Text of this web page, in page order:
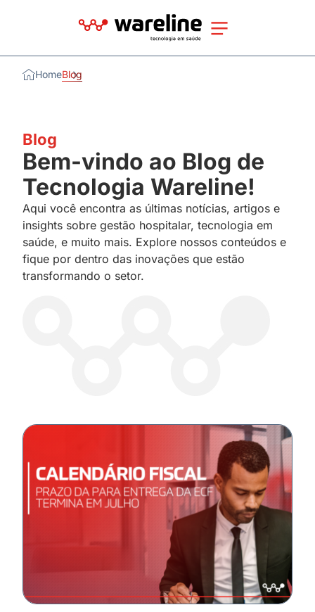
HomeBlog
Blog
Bem-vindo ao Blog de
Tecnologia Wareline!
Aqui você encontra as últimas notícias, artigos e
insights sobre gestão hospitalar, tecnologia em
saúde, e muito mais. Explore nossos conteúdos e
fique por dentro das inovações que estão
transformando o setor.